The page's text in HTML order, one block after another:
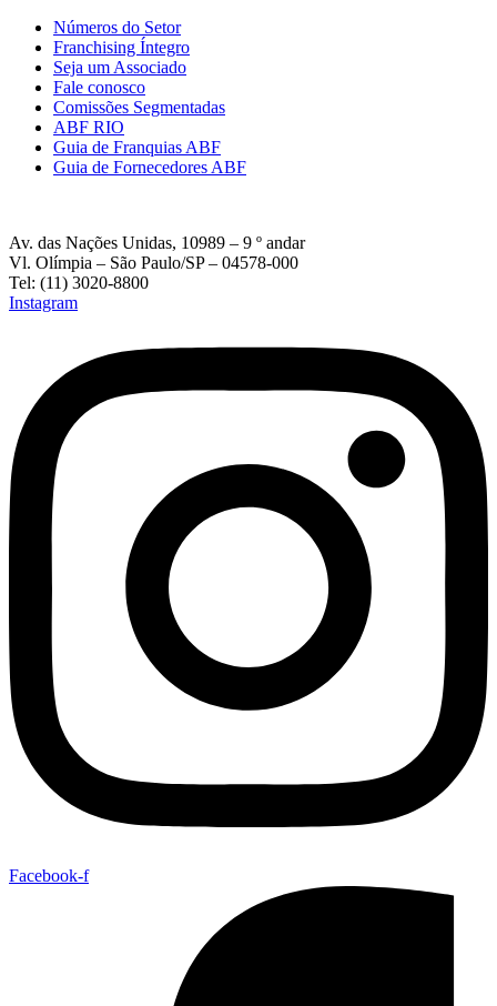
Números do Setor
Franchising Íntegro
Seja um Associado
Fale conosco
Comissões Segmentadas
ABF RIO
Guia de Franquias ABF
Guia de Fornecedores ABF
Av. das Nações Unidas, 10989 – 9 º andar
Vl. Olímpia – São Paulo/SP – 04578-000
Tel: (11) 3020-8800
Instagram
Facebook-f